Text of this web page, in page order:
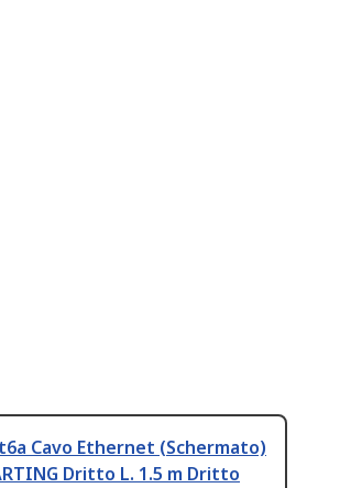
Cavo Ethernet (Schermato)
Dritto L. 1.5 m Dritto